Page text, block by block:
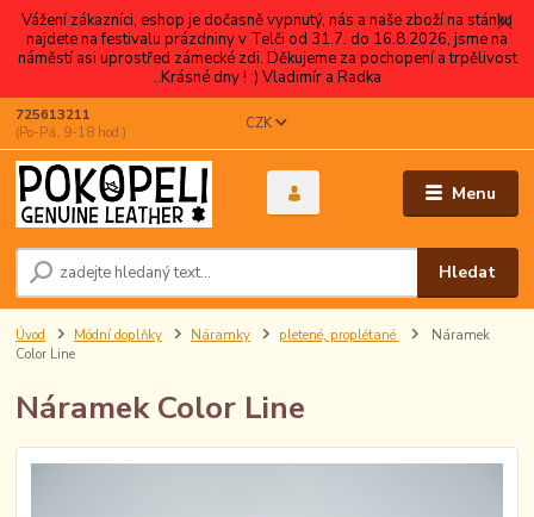
Vážení zákazníci, eshop je dočasně vypnutý, nás a naše zboží na stánku
najdete na festivalu prázdniny v Telči od 31.7. do 16.8.2026, jsme na
náměstí asi uprostřed zámecké zdi. Děkujeme za pochopení a trpělivost
..Krásné dny ! :) Vladimír a Radka
Menu
CZK
Hledat
725613211
(Po-Pá, 9-18 hod.)
Úvod Módní doplňky Náramky pletené, proplétané
Náramek
Color Line
Náramek Color Line